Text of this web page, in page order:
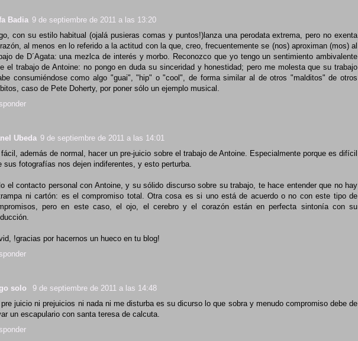
Badia 9 de septiembre de 2011 a las 13:20
con su estilo habitual (ojalá pusieras comas y puntos!)lanza una perodata extrema, pero no exenta
al menos en lo referido a la actitud con la que, creo, frecuentemente se (nos) aproximan (mos) al
de D´Agata: una mezlca de interés y morbo. Reconozco que yo tengo un sentimiento ambivalente
el trabajo de Antoine: no pongo en duda su sinceridad y honestidad; pero me molesta que su trabajo
consumiéndose como algo "guai", "hip" o "cool", de forma similar al de otros "malditos" de otros
caso de Pete Doherty, por poner sólo un ejemplo musical.
Ubeda 9 de septiembre de 2011 a las 14:01
fácil, además de normal, hacer un pre-juicio sobre el trabajo de Antoine. Especialmente porque es difícil
sus fotografías nos dejen indiferentes, y esto perturba.
el contacto personal con Antoine, y su sólido discurso sobre su trabajo, te hace entender que no hay
ni cartón: es el compromiso total. Otra cosa es si uno está de acuerdo o no con este tipo de
pero en este caso, el ojo, el cerebro y el corazón están en perfecta sintonía con su
!gracias por hacernos un hueco en tu blog!
solo
9 de septiembre de 2011 a las 14:48
pre juicio ni prejuicios ni nada ni me disturba es su dicurso lo que sobra y menudo compromiso debe de
un escapulario con santa teresa de calcuta.